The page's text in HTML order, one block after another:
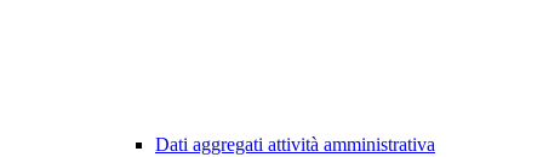
Dati aggregati attività amministrativa